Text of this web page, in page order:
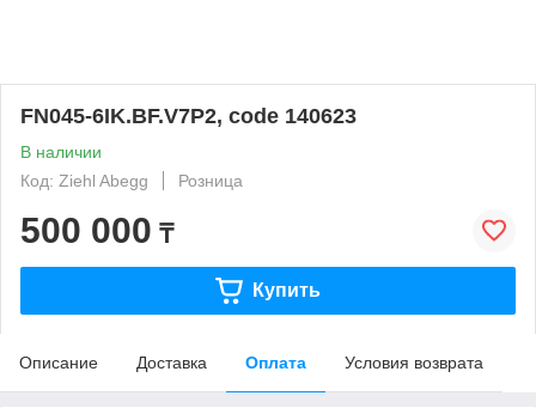
FN045-6IK.BF.V7P2, code 140623
В наличии
Код: Ziehl Abegg
Розница
500 000 ₸
Купить
Описание Доставка Оплата Условия возврата